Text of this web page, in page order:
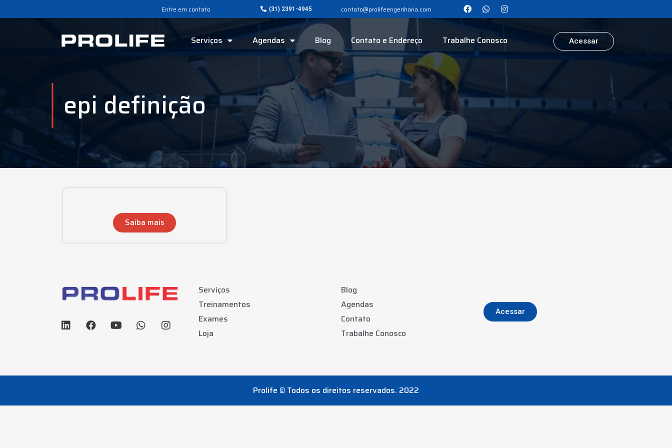
Entre em contato (31) 2391-4945 contato@prolifeengenharia.com
Serviços Agendas Blog Contato e Endereço Trabalhe Conosco Acessar
epi definição
Saiba mais
Serviços
Treinamentos
Exames
Loja
Blog
Agendas
Contato
Trabalhe Conosco
Acessar
Prolife © Todos os direitos reservados. 2022